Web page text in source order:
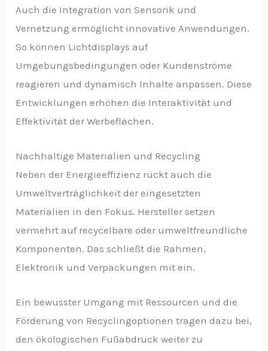
Auch die Integration von Sensorik und
Vernetzung ermöglicht innovative Anwendungen.
So können Lichtdisplays auf
Umgebungsbedingungen oder Kundenströme
reagieren und dynamisch Inhalte anpassen. Diese
Entwicklungen erhöhen die Interaktivität und
Effektivität der Werbeflächen.
Nachhaltige Materialien und Recycling
Neben der Energieeffizienz rückt auch die
Umweltverträglichkeit der eingesetzten
Materialien in den Fokus. Hersteller setzen
vermehrt auf recycelbare oder umweltfreundliche
Komponenten. Das schließt die Rahmen,
Elektronik und Verpackungen mit ein.
Ein bewusster Umgang mit Ressourcen und die
Förderung von Recyclingoptionen tragen dazu bei,
den ökologischen Fußabdruck weiter zu